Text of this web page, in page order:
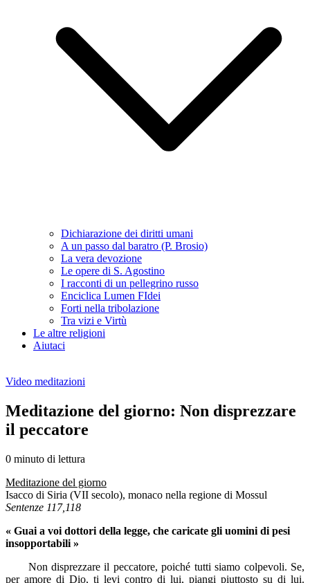
Dichiarazione dei diritti umani
A un passo dal baratro (P. Brosio)
La vera devozione
Le opere di S. Agostino
I racconti di un pellegrino russo
Enciclica Lumen FIdei
Forti nella tribolazione
Tra vizi e Virtù
Le altre religioni
Aiutaci
Video meditazioni
Meditazione del giorno: Non disprezzare
il peccatore
0 minuto di lettura
Meditazione del giorno
Isacco di Siria (VII secolo), monaco nella regione di Mossul
Sentenze 117,118
« Guai a voi dottori della legge, che caricate gli uomini di pesi
insopportabili »
Non disprezzare il peccatore, poiché tutti siamo colpevoli. Se,
per amore di Dio, ti levi contro di lui, piangi piuttosto su di lui.